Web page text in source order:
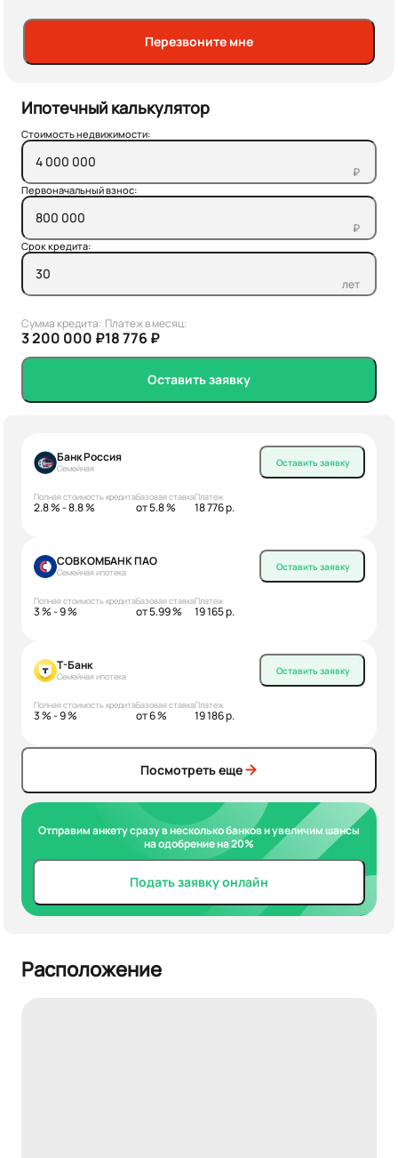
Перезвоните мне
Ипотечный калькулятор
Стоимость недвижимости:
₽
Первоначальный взнос:
₽
Срок кредита:
лет
Сумма кредита:
3 200 000 ₽
Платеж в месяц:
18 776 ₽
Оставить заявку
Банк Россия
Семейная
Полная стоимость кредита
2.8 % - 8.8 %
Базовая ставка
от 5.8 %
Платеж
18 776 р.
Оставить заявку
СОВКОМБАНК ПАО
Семейная ипотека
Полная стоимость кредита
3 % - 9 %
Базовая ставка
от 5.99 %
Платеж
19 165 р.
Оставить заявку
Т-Банк
Семейная ипотека
Полная стоимость кредита
3 % - 9 %
Базовая ставка
от 6 %
Платеж
19 186 р.
Оставить заявку
Посмотреть еще
Отправим анкету сразу в несколько банков и увеличим шансы
на одобрение на 20%
Подать заявку онлайн
Расположение